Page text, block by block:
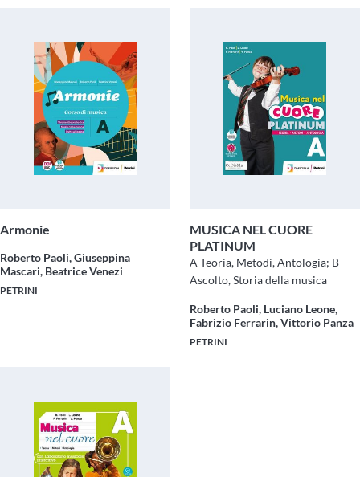
Armonie
Roberto Paoli, Giuseppina
Mascari, Beatrice Venezi
PETRINI
MUSICA NEL CUORE
PLATINUM
A Teoria, Metodi, Antologia; B
Ascolto, Storia della musica
Roberto Paoli, Luciano Leone,
Fabrizio Ferrarin, Vittorio Panza
PETRINI